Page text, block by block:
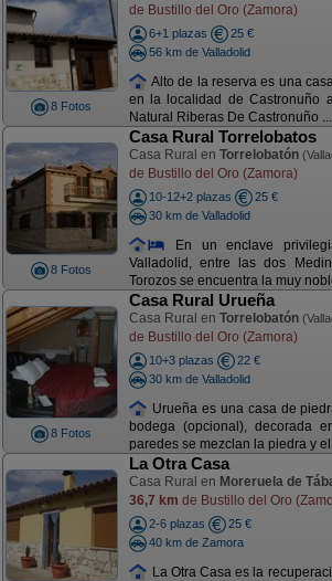
8 Fotos
de Bustillo del Oro (Zamora)
6+1 plazas
25 €
56 km de Valladolid
Alto de la reserva es una
en la localidad de Castronuño
Natural Riberas De Castronuño ...
8 Fotos
Casa Rural Torrelobatos
Casa Rural en Torrelobatón
de Bustillo del Oro (Zamora)
10-12+2 plazas
25 €
30 km de Valladolid
En un enclave
Valladolid, entre las dos
Torozos se encuentra la muy
8 Fotos
Casa Rural Urueña
Casa Rural en Torrelobatón
de Bustillo del Oro (Zamora)
10+3 plazas
22 €
30 km de Valladolid
Urueña es una casa de
bodega (opcional), decorada
paredes se mezclan la piedra y el
La Otra Casa
Casa Rural en Moreruela de
36,7 km de Bustillo del Oro
2-6 plazas
25 €
40 km de Zamora
La Otra Casa es la